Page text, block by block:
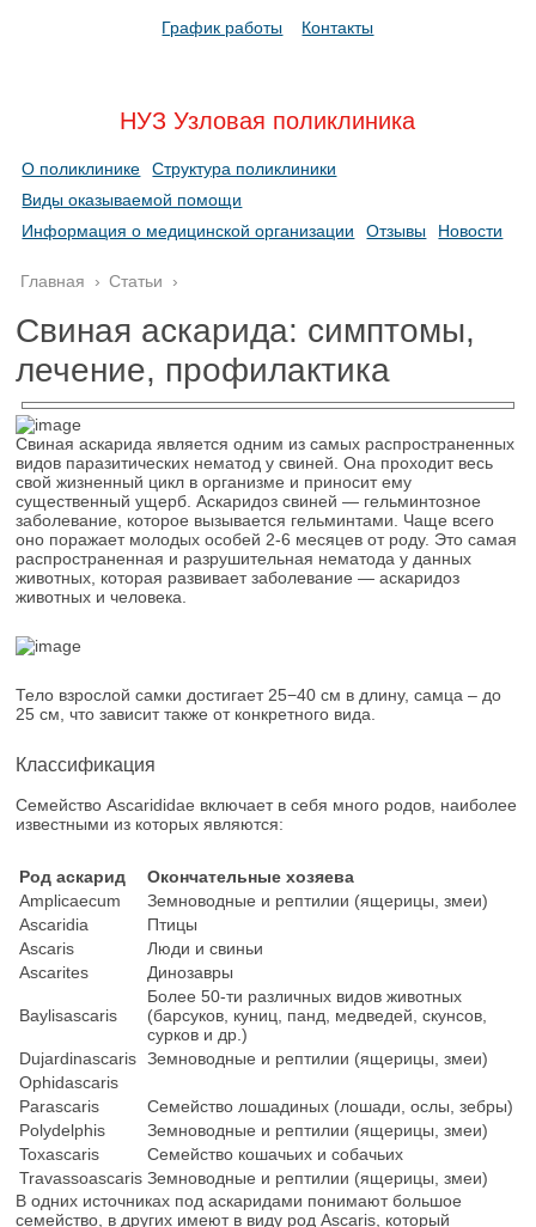
График работы Контакты
НУЗ Узловая поликлиника
О поликлинике
Структура поликлиники
Виды оказываемой помощи
Информация о медицинской организации
Отзывы Новости
Главная › Статьи ›
Свиная аскарида: симптомы,
лечение, профилактика
Свиная аскарида является одним из самых распространенных
видов паразитических нематод у свиней. Она проходит весь
свой жизненный цикл в организме и приносит ему
существенный ущерб. Аскаридоз свиней — гельминтозное
заболевание, которое вызывается гельминтами. Чаще всего
оно поражает молодых особей 2-6 месяцев от роду. Это самая
распространенная и разрушительная нематода у данных
животных, которая развивает заболевание — аскаридоз
животных и человека.
Тело взрослой самки достигает 25−40 см в длину, самца – до
25 см, что зависит также от конкретного вида.
Классификация
Семейство Ascarididae включает в себя много родов, наиболее
известными из которых являются:
Род аскарид
Окончательные хозяева
Amplicaecum
Земноводные и рептилии (ящерицы, змеи)
Ascaridia
Птицы
Ascaris
Люди и свиньи
Ascarites
Динозавры
Baylisascaris
Более 50-ти различных видов животных
(барсуков, куниц, панд, медведей, скунсов,
сурков и др.)
Dujardinascaris Земноводные и рептилии (ящерицы, змеи)
Ophidascaris
Parascaris
Семейство лошадиных (лошади, ослы, зебры)
Polydelphis
Земноводные и рептилии (ящерицы, змеи)
Toxascaris
Семейство кошачьих и собачьих
Travassoascaris Земноводные и рептилии (ящерицы, змеи)
В одних источниках под аскаридами понимают большое
семейство, в других имеют в виду род Ascaris, который